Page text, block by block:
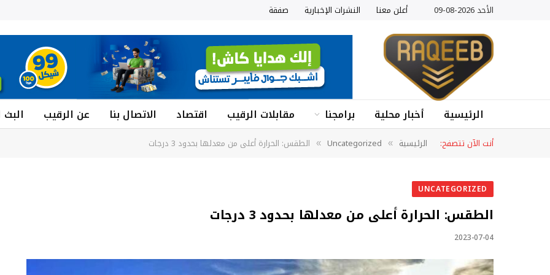
الأحد 2026-08-09 أعلن معنا النشرات الإخبارية صفقة
الرئيسية أخبار محلية برامجنا مقابلات الرقيب اقتصاد الاتصال بنا عن الرقيب
أنت الآن تتصفح: الرئيسية »
Uncategorized
» الطقس: الحرارة أعلى من معدلها بحدود 3 درجات
UNCATEGORIZED
الطقس: الحرارة أعلى من معدلها بحدود 3 درجات
2023-07-04